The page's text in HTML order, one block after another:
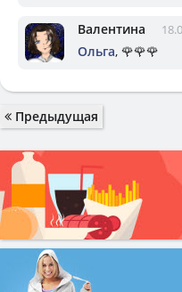
Валентина
Ольга, 🌹🌹🌹
Предыдущая